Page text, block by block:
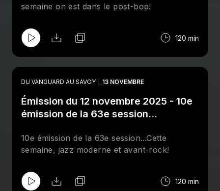
semaine on est dans le post-bop!
120 min
DU VANGUARD AU SAVOY 13 NOVEMBRE
Émission du 12 novembre 2025 - 10e
émission de la 63e session...
10e émission de la 63e session...Cette
semaine, jazz moderne et avant-rock!
120 min